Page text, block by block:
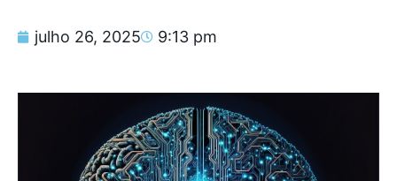
julho 26, 2025 9:13 pm